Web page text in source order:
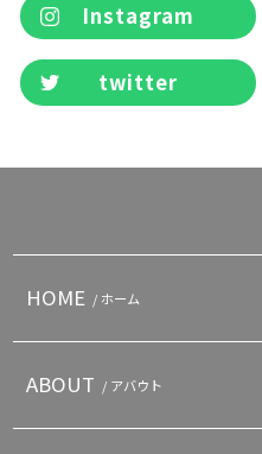
Instagram
twitter
HOME / ホーム
ABOUT / アバウト